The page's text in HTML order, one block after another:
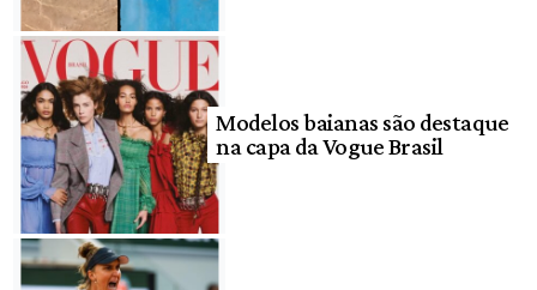
Modelos baianas são destaque
na capa da Vogue Brasil